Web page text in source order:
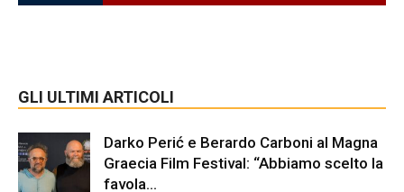
GLI ULTIMI ARTICOLI
Darko Perić e Berardo Carboni al Magna
Graecia Film Festival: “Abbiamo scelto la
favola...